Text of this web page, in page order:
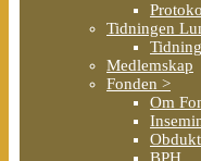
Tidningen
Medlemskap
Fonden >
Om
BPH